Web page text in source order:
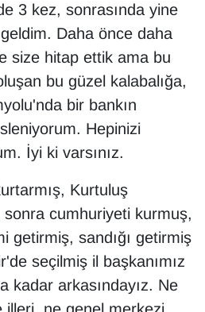
3 kez, sonrasında yine
Daha önce daha
size hitap ettik ama bu
bu güzel kalabalığa,
bir bankın
Hepinizi
İyi ki varsınız.
Kurtuluş
sonra cumhuriyeti kurmuş,
getirmiş, sandığı getirmiş
seçilmiş il başkanımız
kadar arkasındayız. Ne